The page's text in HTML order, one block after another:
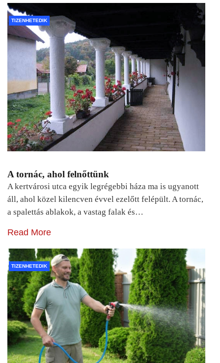
TIZENHETEDIK
A tornác, ahol felnőttünk
A kertvárosi utca egyik legrégebbi háza ma is ugyanott
áll, ahol közel kilencven évvel ezelőtt felépült. A tornác,
a spalettás ablakok, a vastag falak és…
Read More
TIZENHETEDIK